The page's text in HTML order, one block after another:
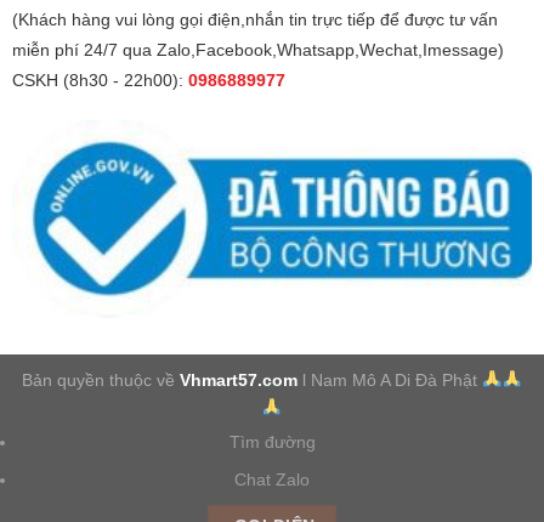
(Khách hàng vui lòng gọi điện,nhắn tin trực tiếp để được tư vấn
miễn phí 24/7 qua Zalo,Facebook,Whatsapp,Wechat,Imessage)
CSKH (8h30 - 22h00): 0986889977
Bản quyền thuộc vềVhmart57.com l Nam Mô A Di Đà Phật
Tìm đường
Chat Zalo